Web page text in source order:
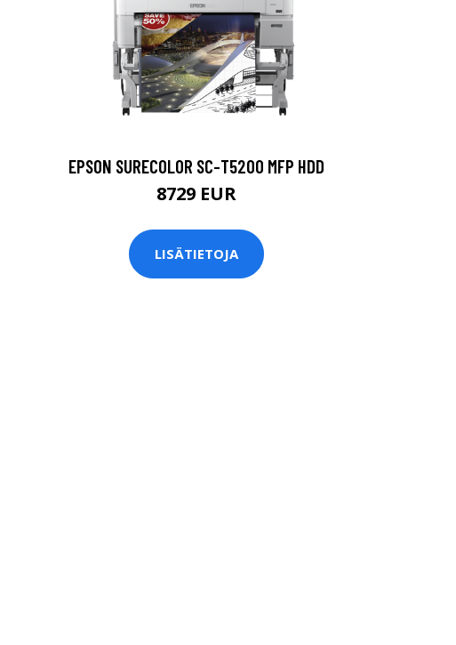
EPSON SURECOLOR SC-T5200 MFP HDD
8729 EUR
LISÄTIETOJA